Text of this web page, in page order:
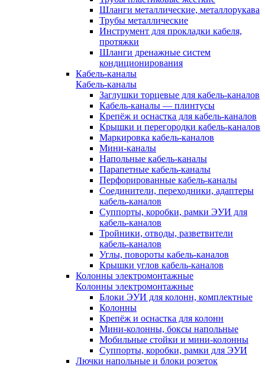
Шланги металлические, металлорукава
Трубы металлические
Инструмент для прокладки кабеля,
протяжки
Шланги дренажные систем
кондиционирования
Кабель-каналы
Кабель-каналы
Заглушки торцевые для кабель-каналов
Кабель-каналы — плинтусы
Крепёж и оснастка для кабель-каналов
Крышки и перегородки кабель-каналов
Маркировка кабель-каналов
Мини-каналы
Напольные кабель-каналы
Парапетные кабель-каналы
Перфорированные кабель-каналы
Соединители, переходники, адаптеры
кабель-каналов
Суппорты, коробки, рамки ЭУИ для
кабель-каналов
Тройники, отводы, разветвители
кабель-каналов
Углы, повороты кабель-каналов
Крышки углов кабель-каналов
Колонны электромонтажные
Колонны электромонтажные
Блоки ЭУИ для колонн, комплектные
Колонны
Крепёж и оснастка для колонн
Мини-колонны, боксы напольные
Мобильные стойки и мини-колонны
Суппорты, коробки, рамки для ЭУИ
Лючки напольные и блоки розеток